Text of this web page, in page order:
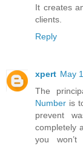
It creates
clients.
Reply
xpert May
The
Number is
prevent
completely
you